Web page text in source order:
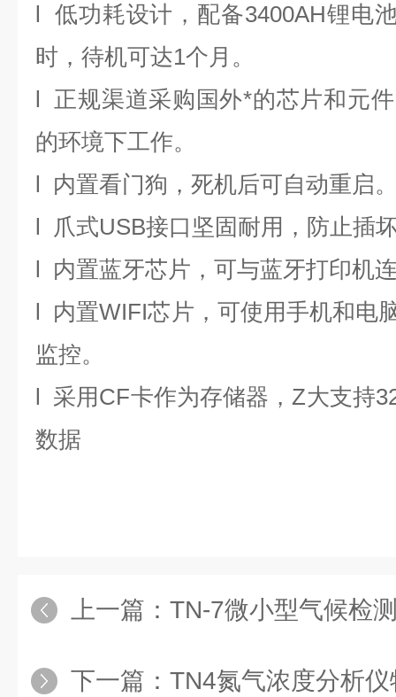
l 低功耗设计，配备3400AH锂电
时，待机可达1个月。
l 正规渠道采购国外*的芯片和元
的环境下工作。
l 内置看门狗，死机后可自动重启
l 爪式USB接口坚固耐用，防止插
l 内置蓝牙芯片，可与蓝牙打印机
l 内置WIFI芯片，可使用手机和电
监控。
l 采用CF卡作为存储器，Z大支持
数据
上一篇： TN-7微小型气候检
下一篇： TN4氮气浓度分析仪